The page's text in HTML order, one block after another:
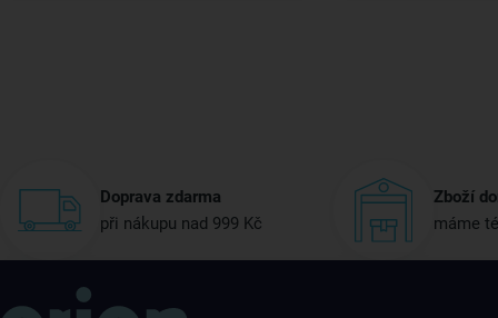
Doprava zdarma
při nákupu nad 999 Kč
Zboží
máme